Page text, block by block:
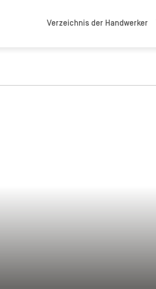
Verzeichnis der Handwerker